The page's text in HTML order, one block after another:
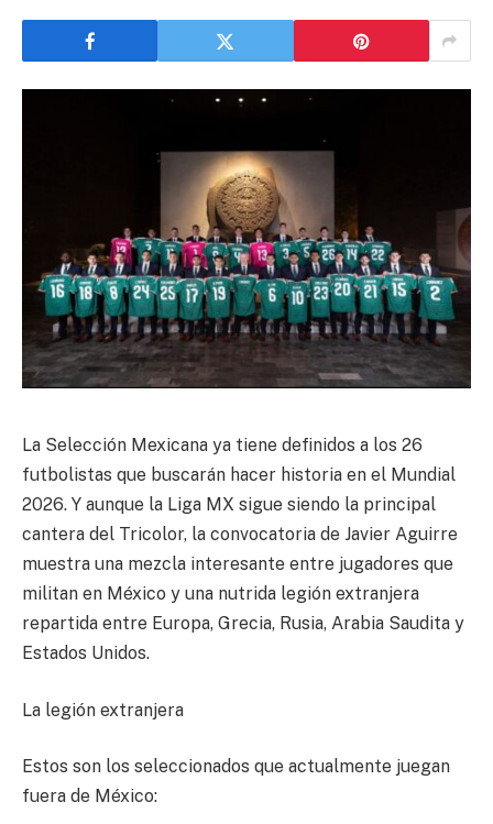
La Selección Mexicana ya tiene definidos a los 26
futbolistas que buscarán hacer historia en el Mundial
2026. Y aunque la Liga MX sigue siendo la principal
cantera del Tricolor, la convocatoria de Javier Aguirre
muestra una mezcla interesante entre jugadores que
militan en México y una nutrida legión extranjera
repartida entre Europa, Grecia, Rusia, Arabia Saudita y
Estados Unidos.
La legión extranjera
Estos son los seleccionados que actualmente juegan
fuera de México: